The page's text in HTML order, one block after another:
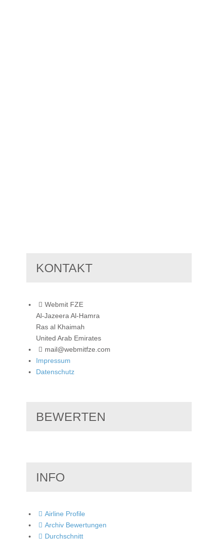
KONTAKT
Webmit FZE
Al-Jazeera Al-Hamra
Ras al Khaimah
United Arab Emirates
mail@webmitfze.com
Impressum
Datenschutz
BEWERTEN
INFO
Airline Profile
Archiv Bewertungen
Durchschnitt